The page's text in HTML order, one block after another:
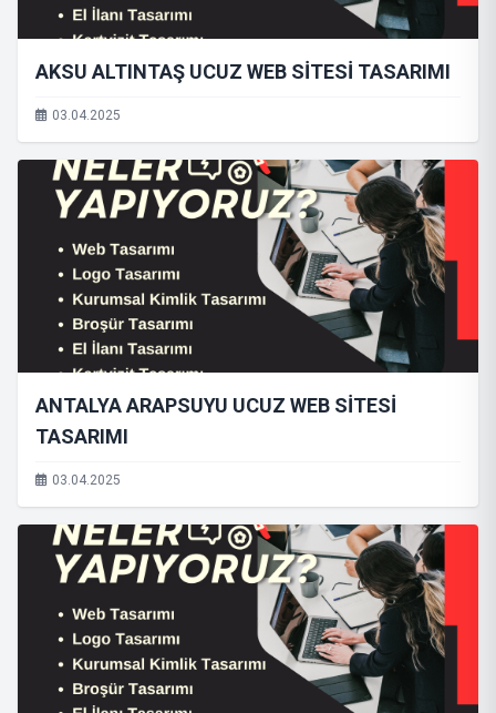
AKSU ALTINTAŞ UCUZ WEB SİTESİ TASARIMI
03.04.2025
ANTALYA ARAPSUYU UCUZ WEB SİTESİ
TASARIMI
03.04.2025